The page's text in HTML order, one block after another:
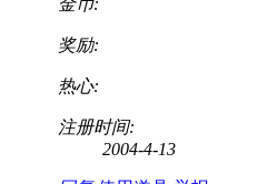
奖励:
热心:
注册时间:
2004-4-13